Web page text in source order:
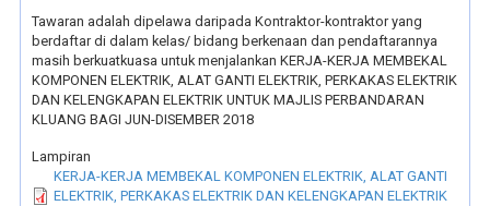
Tawaran adalah dipelawa daripada Kontraktor-kontraktor yang
berdaftar di dalam kelas/ bidang berkenaan dan pendaftarannya
masih berkuatkuasa untuk menjalankan KERJA-KERJA MEMBEKAL
KOMPONEN ELEKTRIK, ALAT GANTI ELEKTRIK, PERKAKAS ELEKTRIK
DAN KELENGKAPAN ELEKTRIK UNTUK MAJLIS PERBANDARAN
KLUANG BAGI JUN-DISEMBER 2018
Lampiran
KERJA-KERJA MEMBEKAL KOMPONEN ELEKTRIK, ALAT GANTI
ELEKTRIK, PERKAKAS ELEKTRIK DAN KELENGKAPAN ELEKTRIK